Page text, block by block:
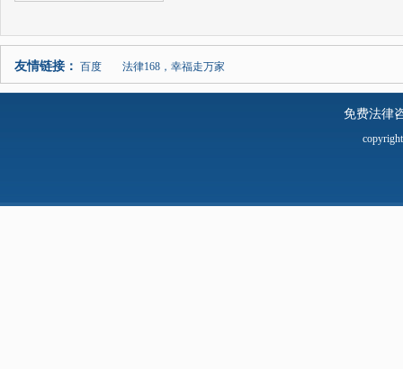
友情链接： 百度 法律168，幸福走万家
免费法律